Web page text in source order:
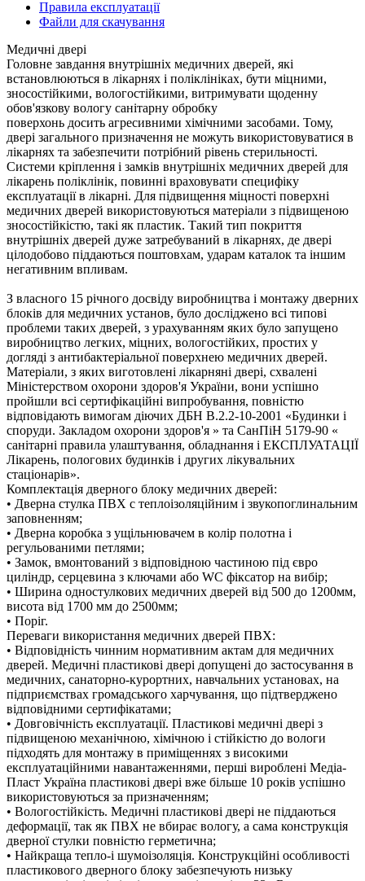
Правила експлуатації
Файли для скачування
Медичні двері
Головне завдання внутрішніх медичних дверей, які
встановлюються в лікарнях і поліклініках, бути міцними,
зносостійкими, вологостійкими, витримувати щоденну
обов'язкову вологу санітарну обробку
поверхонь досить агресивними хімічними засобами. Тому,
двері загального призначення не можуть використовуватися в
лікарнях та забезпечити потрібний рівень стерильності.
Системи кріплення і замків внутрішніх медичних дверей для
лікарень поліклінік, повинні враховувати специфіку
експлуатації в лікарні. Для підвищення міцності поверхні
медичних дверей використовуються матеріали з підвищеною
зносостійкістю, такі як пластик. Такий тип покриття
внутрішніх дверей дуже затребуваний в лікарнях, де двері
цілодобово піддаються поштовхам, ударам каталок та іншим
негативним впливам.
З власного 15 річного досвіду виробництва і монтажу дверних
блоків для медичних установ, було досліджено всі типові
проблеми таких дверей, з урахуванням яких було запущено
виробництво легких, міцних, вологостійких, простих у
догляді з антибактеріальної поверхнею медичних дверей.
Матеріали, з яких виготовлені лікарняні двері, схвалені
Міністерством охорони здоров'я України, вони успішно
пройшли всі сертифікаційні випробування, повністю
відповідають вимогам діючих ДБН В.2.2-10-2001 «Будинки і
споруди. Закладом охорони здоров'я » та СанПіН 5179-90 «
санітарні правила улаштування, обладнання і ЕКСПЛУАТАЦІЇ
Лікарень, пологових будинків і других лікувальних
стаціонарів».
Комплектація дверного блоку медичних дверей:
• Дверна стулка ПВХ c теплоізоляційним і звукопоглинальним
заповненням;
• Дверна коробка з ущільнювачем в колір полотна і
регульованими петлями;
• Замок, вмонтований з відповідною частиною під євро
циліндр, серцевина з ключами або WC фіксатор на вибір;
• Ширина одностулкових медичних дверей від 500 до 1200мм,
висота від 1700 мм до 2500мм;
• Поріг.
Переваги використання медичних дверей ПВХ:
• Відповідність чинним нормативним актам для медичних
дверей. Медичні пластикові двері допущені до застосування в
медичних, санаторно-курортних, навчальних установах, на
підприємствах громадського харчування, що підтверджено
відповідними сертифікатами;
• Довговічність експлуатації. Пластикові медичні двері з
підвищеною механічною, хімічною і стійкістю до вологи
підходять для монтажу в приміщеннях з високими
експлуатаційними навантаженнями, перші вироблені Медіа-
Пласт Україна пластикові двері вже більше 10 років успішно
використовуються за призначенням;
• Вологостійкість. Медичні пластикові двері не піддаються
деформації, так як ПВХ не вбирає вологу, а сама конструкція
дверної стулки повністю герметична;
• Найкраща тепло-і шумоізоляція. Конструкційні особливості
пластикового дверного блоку забезпечують низьку